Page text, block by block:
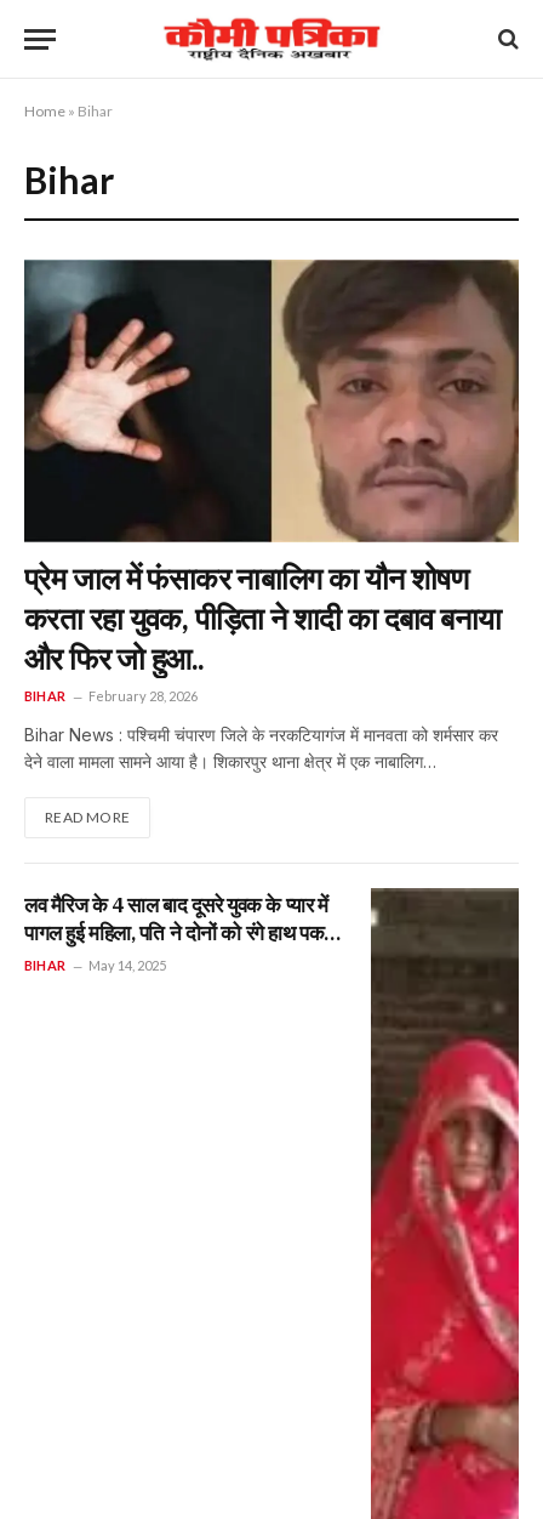
Home » Bihar
Bihar
प्रेम जाल में फंसाकर नाबालिग का यौन शोषण
करता रहा युवक, पीड़िता ने शादी का दबाव बनाया
और फिर जो हुआ..
BIHAR February 28, 2026
Bihar News : पश्चिमी चंपारण जिले के नरकटियागंज में मानवता को शर्मसार कर
देने वाला मामला सामने आया है। शिकारपुर थाना क्षेत्र में एक नाबालिग…
READ MORE
लव मैरिज के 4 साल बाद दूसरे युवक के प्यार में
पागल हुई महिला, पति ने दोनों को रंगे हाथ पकड़ा
और फिर…
BIHAR May 14, 2025